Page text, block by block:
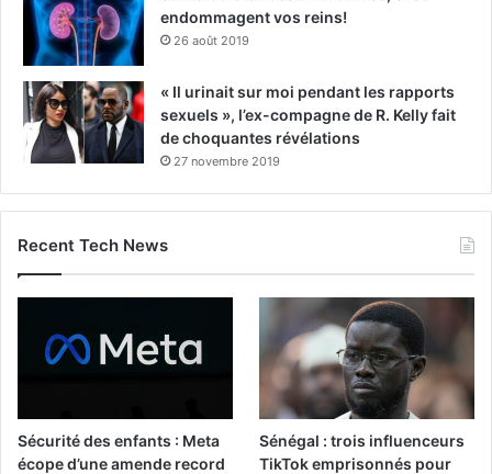
endommagent vos reins!
26 août 2019
« Il urinait sur moi pendant les rapports
sexuels », l’ex-compagne de R. Kelly fait
de choquantes révélations
27 novembre 2019
Recent Tech News
Sécurité des enfants : Meta
écope d’une amende record
Sénégal : trois influenceurs
TikTok emprisonnés pour